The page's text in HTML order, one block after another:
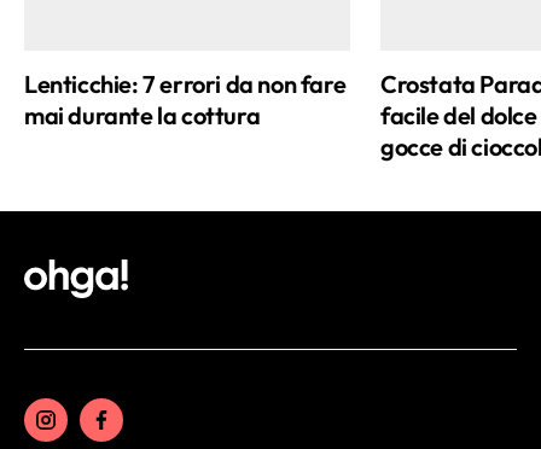
Lenticchie: 7 errori da non fare
mai durante la cottura
Crostata
facile del
gocce di